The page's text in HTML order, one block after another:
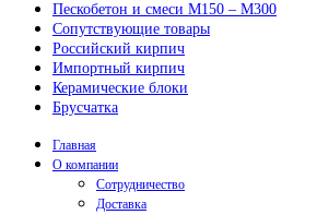
Пескобетон и смеси М150 – М300
Сопутствующие товары
Российский кирпич
Импортный кирпич
Керамические блоки
Брусчатка
Главная
О компании
Сотрудничество
Доставка